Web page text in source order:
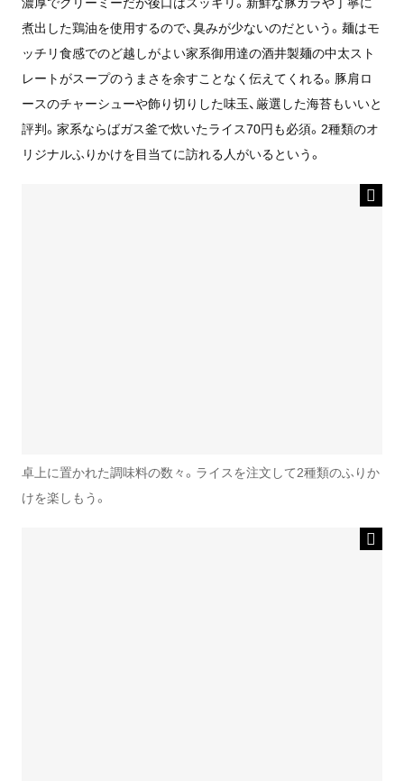
煮出した鶏油を使用するので、臭みが少ないのだという。麺はモ
ッチリ食感でのど越しがよい家系御用達の酒井製麺の中太スト
レートがスープのうまさを余すことなく伝えてくれる。豚肩ロ
ースのチャーシューや飾り切りした味玉、厳選した海苔もいいと
評判。家系ならばガス釜で炊いたライス70円も必須。2種類のオ
リジナルふりかけを目当てに訪れる人がいるという。
卓上に置かれた調味料の数々。ライスを注文して2種類のふりか
けを楽しもう。